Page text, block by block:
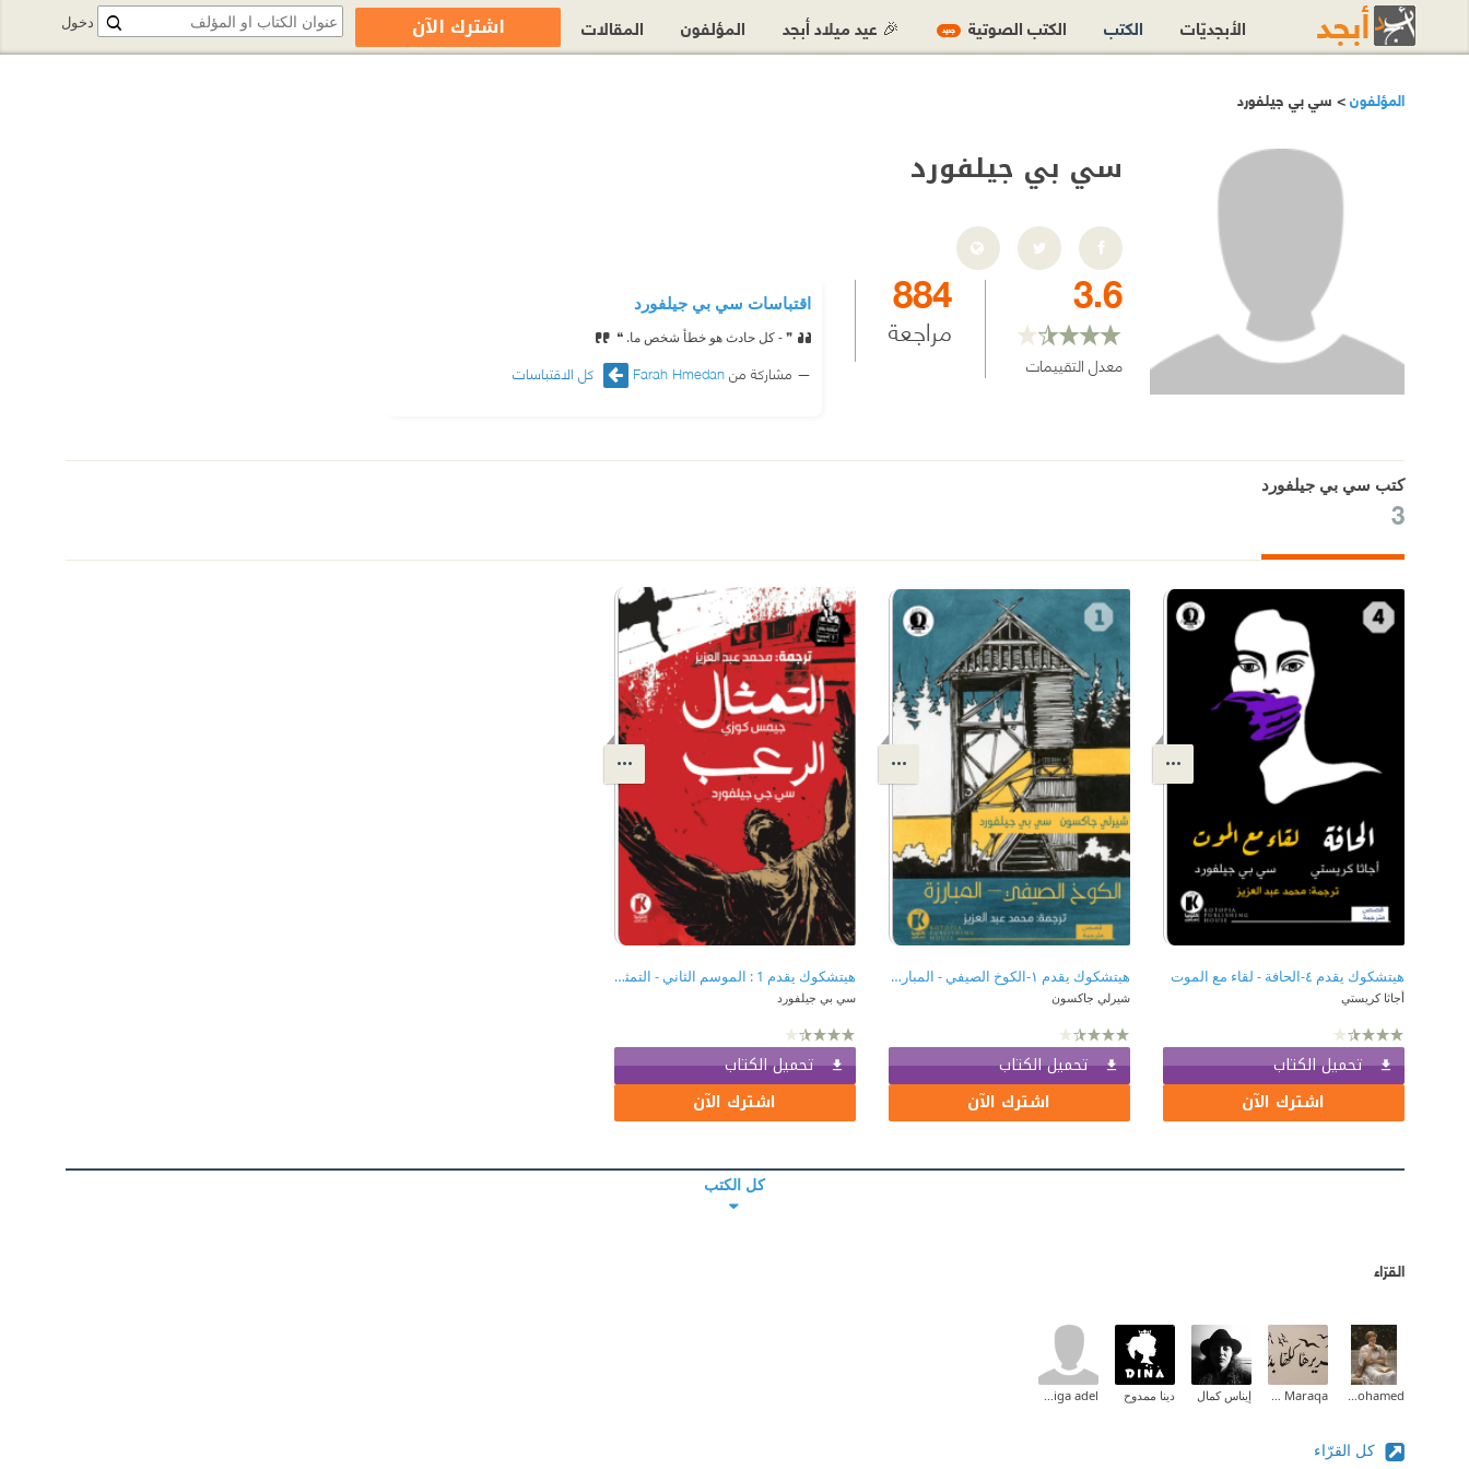
المؤلفون> سي بي جيلفورد
سي بي جيلفورد
3.6
معدل التقييمات
884
مراجعة
اقتباسات سي بي جيلفورد
❞ - كل حادث هو خطأ شخص ما. ❝
مشاركة منFarah Hmedan كل الاقتباسات
كتب سي بي جيلفورد
3
هيتشكوك يقدم ٤-الحافة - لقاء مع الموت
أجاثا كريستي
تحميل الكتاب
اشترك الآن
هيتشكوك يقدم ١-الكوخ الصيفي - المبارزة
شيرلي جاكسون
تحميل الكتاب
اشترك الآن
هيتشكوك يقدم 1 : الموسم الثاني - التمثال - الرعب
سي بي جيلفورد
تحميل الكتاب
اشترك الآن
كل الكتب
القرّاء
إيناس كمال دينا ممدوح
كل القرّاء
دخول الأبجديّات الكتب الكتب الصوتية جديد 🎉 عيد ميلاد أبجد المؤلفون المقالات اشترك الآن